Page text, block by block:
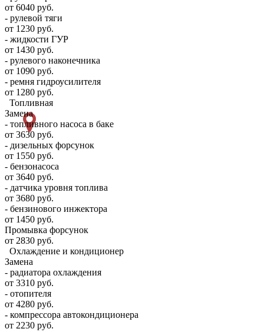
от 6040 руб.
- рулевой тяги
от 1230 руб.
- жидкости ГУР
от 1430 руб.
- рулевого наконечника
от 1090 руб.
- ремня гидроусилителя
от 1280 руб.
Топливная
Замена
- топливного насоса в баке
от 3630 руб.
- дизельных форсунок
от 1550 руб.
- бензонасоса
от 3640 руб.
- датчика уровня топлива
от 3680 руб.
- бензинового инжектора
от 1450 руб.
Промывка форсунок
от 2830 руб.
Охлаждение и кондиционер
Замена
- радиатора охлаждения
от 3310 руб.
- отопителя
от 4280 руб.
- компрессора автокондиционера
от 2230 руб.